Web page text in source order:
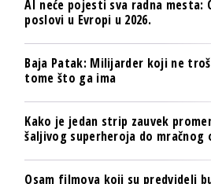
AI neće pojesti sva radna mesta:
poslovi u Evropi u 2026.
Baja Patak: Milijarder koji ne
tome što ga ima
Kako je jedan strip zauvek
šaljivog superheroja do mračnog
Osam filmova koji su predvideli